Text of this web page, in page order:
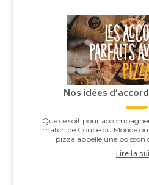
Nos idées
Que ce soit pour
match de Coupe du Monde
pizza appelle une boisson
Lire la